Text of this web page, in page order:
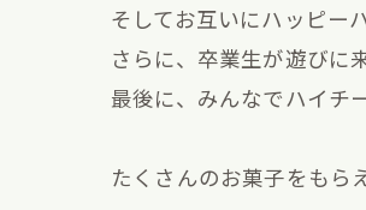
そしてお互いにハッピー
さらに、卒業生が遊びに
最後に、みんなでハイチ
たくさんのお菓子をもら